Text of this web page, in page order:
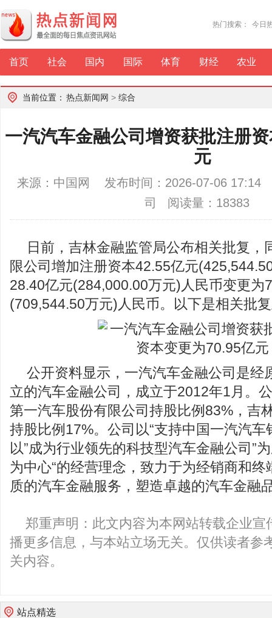
热门搜索： 今日
首页 社会 国内 国际 体育 财经 农业
当前位置： 热点新闻网 > 综合
一汽汽车金融公司增资获批注册
元
来源：中国网 发布时间：2026-07-06 17:14
司 阅读量：18383
日前，吉林金融监管局公布相关批复，
限公司增加注册资本42.55亿元
28.40亿元(284,000.00万元)人民币变更为
(709,544.50万元)人民币。以下是相关批
公开资料显示，一汽汽车金融公司是经
立的汽车金融公司，成立于2012年1月。
第一汽车股份有限公司持股比例83%，吉
持股比例17%。公司以“支持中国一汽汽车
以”成为行业领先的科技型汽车金融公司”
为中心“的经营理念，致力于为经销商和
质的汽车金融服务，塑造卓越的汽车金融
郑重声明：此文内容为本网站转载企业宣
播更多信息，与本站立场无关。仅供读者参
关内容。
站点精选